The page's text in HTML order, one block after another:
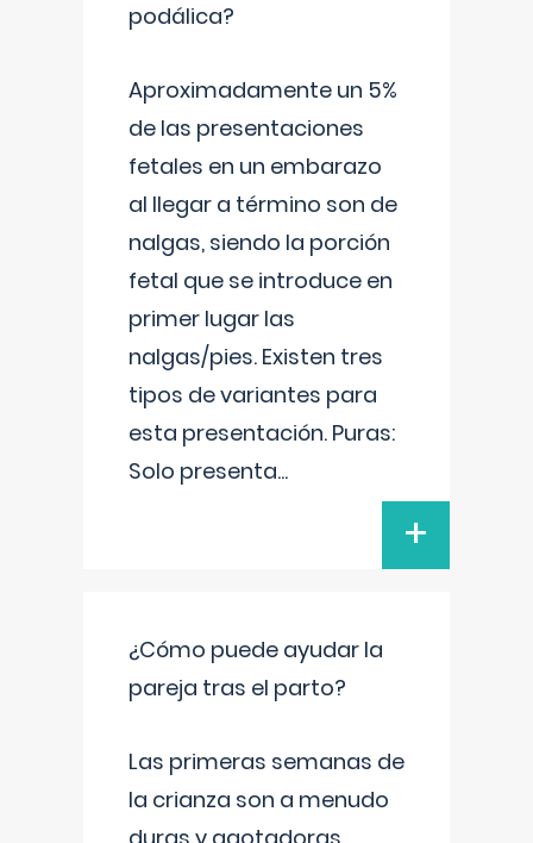
podálica?
Aproximadamente un 5%
de las presentaciones
fetales en un embarazo
al llegar a término son de
nalgas, siendo la porción
fetal que se introduce en
primer lugar las
nalgas/pies. Existen tres
tipos de variantes para
esta presentación. Puras:
Solo presenta...
+
¿Cómo puede ayudar la
pareja tras el parto?
Las primeras semanas de
la crianza son a menudo